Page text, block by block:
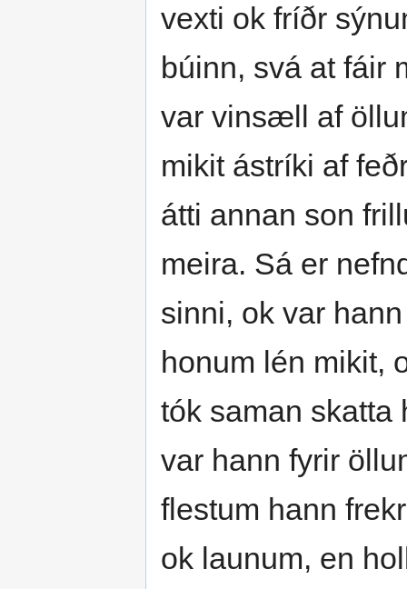
vexti ok fríðr
búinn, svá at fáir
var vinsæll af
mikit ástríki af
átti annan son
meira. Sá er
sinni, ok var
honum lén mikit,
tók saman skatta
var hann fyrir
flestum hann
ok launum, en